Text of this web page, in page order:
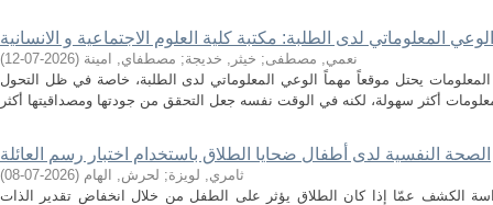
المعلوماتي لدى الطلبة: مكتبة كلية العلوم الاجتماعية و الانسانية
نعمي, مصطفى; خيثر, خديجة; مصطفاي, امينة (
2026-07-12
)
يحتل موقعاً مهماً الوعي المعلوماتي لدى الطلبة، خاصة في ظل التحول
الصحة النفسية لدى أطفال ضحايا الطلاق باستخدام اختبار رسم العائلة
ثامري, لويزة; لحرش, الهام (
2026-07-08
)
الكشف عمّا إذا كان الطلاق يؤثر على الطفل من خلال انخفاض تقدير الذات